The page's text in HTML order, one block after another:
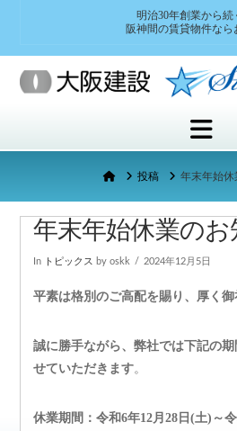
明治30年創業から続
阪神間の賃貸物件なら
Home投稿 年末年始
年末年始休業のお
In トピックス by oskk 2024年12月5日
平素は格別のご高配を賜り、厚く御
誠に勝手ながら、弊社では下記の
せていただきます。
休業期間：令和6年12月28日(土)～